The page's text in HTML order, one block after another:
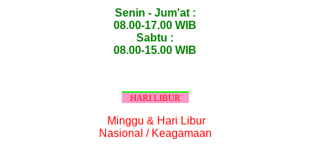
Senin - Jum'at :
08.00-17.00 WIB
Sabtu :
08.00-15.00 WIB
HARI LIBUR
Minggu & Hari Libur
Nasional / Keagamaan